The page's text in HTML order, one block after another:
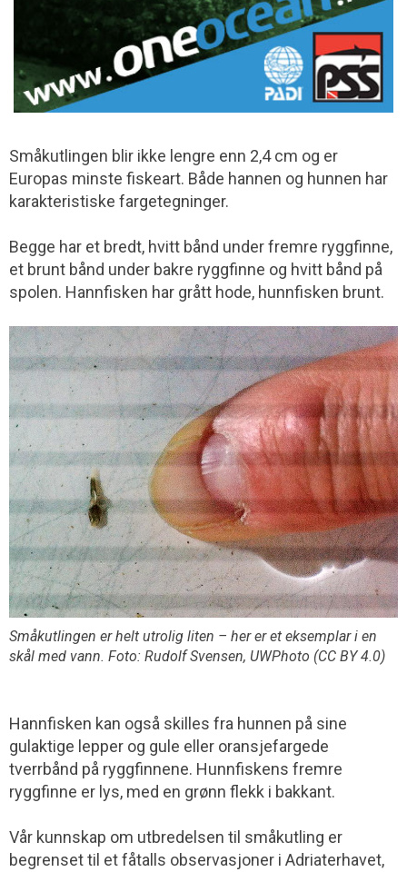
Småkutlingen blir ikke lengre enn 2,4 cm og er
Europas minste fiskeart. Både hannen og hunnen har
karakteristiske fargetegninger.
Begge har et bredt, hvitt bånd under fremre ryggfinne,
et brunt bånd under bakre ryggfinne og hvitt bånd på
spolen. Hannfisken har grått hode, hunnfisken brunt.
Småkutlingen er helt utrolig liten – her er et eksemplar i en
skål med vann. Foto: Rudolf Svensen, UWPhoto (CC BY 4.0)
Hannfisken kan også skilles fra hunnen på sine
gulaktige lepper og gule eller oransjefargede
tverrbånd på ryggfinnene. Hunnfiskens fremre
ryggfinne er lys, med en grønn flekk i bakkant.
Vår kunnskap om utbredelsen til småkutling er
begrenset til et fåtalls observasjoner i Adriaterhavet,